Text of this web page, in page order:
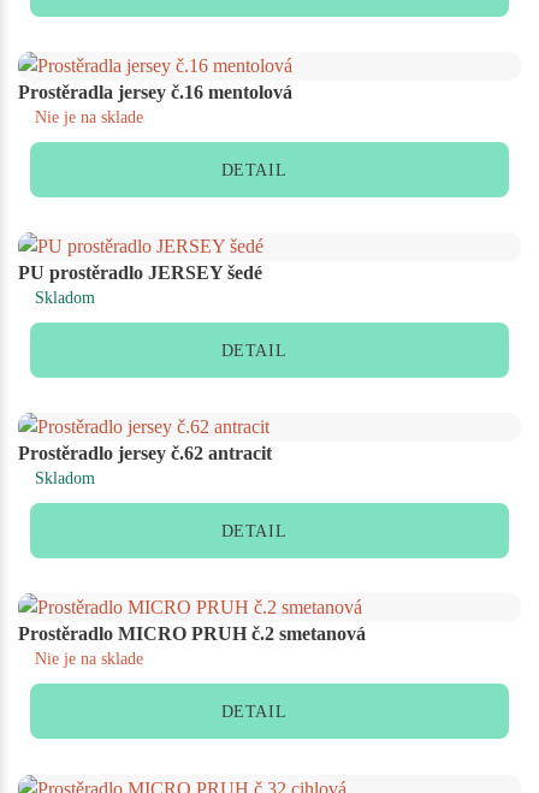
Prostěradla jersey č.16 mentolová
Nie je na sklade
DETAIL
PU prostěradlo JERSEY šedé
Skladom
DETAIL
Prostěradlo jersey č.62 antracit
Skladom
DETAIL
Prostěradlo MICRO PRUH č.2 smetanová
Nie je na sklade
DETAIL